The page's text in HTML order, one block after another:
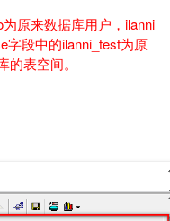
原来数据库用户，ilanni
字段中的ilanni_test为原
表空间。